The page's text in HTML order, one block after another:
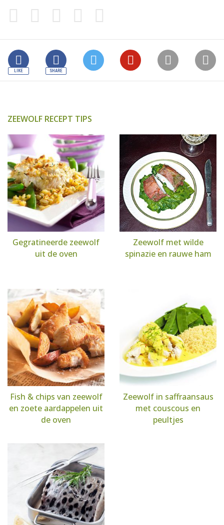
ZEEWOLF RECEPT TIPS
Gegratineerde zeewolf
uit de oven
Zeewolf met wilde
spinazie en rauwe ham
Fish & chips van zeewolf
en zoete aardappelen uit
de oven
Zeewolf in saffraansaus
met couscous en
peultjes